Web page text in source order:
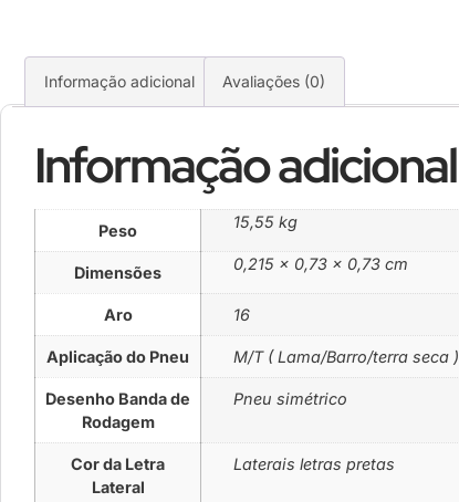
Informação adicional Avaliações (0)
Informação adicional
Peso 15,55 kg
Dimensões 0,215 × 0,73 × 0,73 cm
Aro 16
Aplicação do Pneu M/T ( Lama/Barro/terra seca )
Desenho Banda de
Rodagem
Pneu simétrico
Cor da Letra
Lateral
Laterais letras pretas